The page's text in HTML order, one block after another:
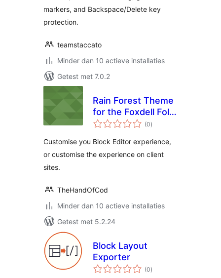
markers, and Backspace/Delete key
protection.
teamstaccato
Minder dan 10 actieve installaties
Getest met 7.0.2
Rain Forest Theme
for the Foxdell Folio
Block Editor (0totaal
waarderingen
)
Customise you Block Editor experience,
or customise the experience on client
sites.
TheHandOfCod
Minder dan 10 actieve installaties
Getest met 5.2.24
Block Layout
Exporter
(0totaal
waarderingen
)